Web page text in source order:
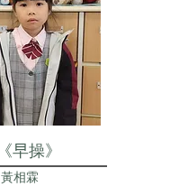
《早操》
黃相霖